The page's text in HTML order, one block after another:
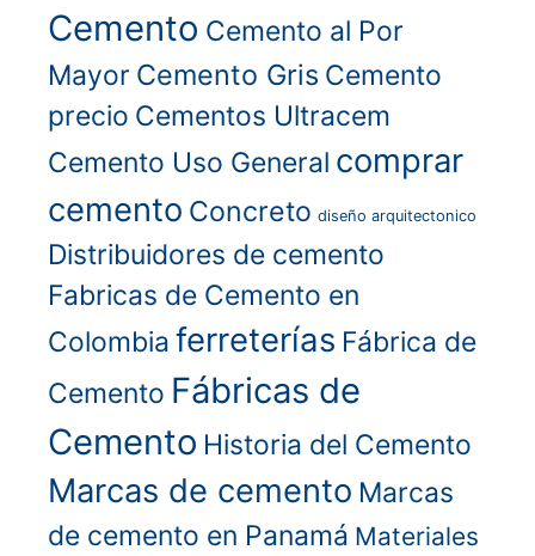
Cemento Cemento al Por
Mayor Cemento Gris Cemento
precio Cementos Ultracem
Cemento Uso General comprar
cemento Concreto diseño arquitectonico
Distribuidores de cemento
Fabricas de Cemento en
Colombia ferreterías Fábrica de
Cemento Fábricas de
Cemento Historia del Cemento
Marcas de cemento Marcas
de cemento en Panamá Materiales